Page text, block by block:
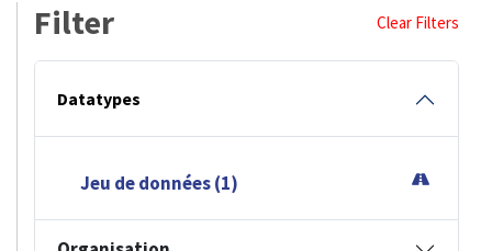
Filter Clear Filters
Datatypes
Jeu de données (1)